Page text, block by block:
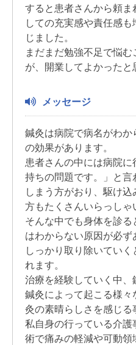
すると患者さんから頼
しての充実感や責任感
じました。
まだまだ勉強不足で悩
が、開業してよかったと
メッセージ
鍼灸は病院で病名がわ
の効果があります。
患者さんの中には病院
持ちの問題です。」と言
しまう方がおり、駆け
方もたくさんいらっしゃ
そんな中でも身体を診
はわからない原因が必
しっかり取り除いてい
れます。
治療を経験していく中、
鍼灸によって起こる様
灸の素晴らしさを感じる
私自身の行っている介
術で痛みの軽減や可動